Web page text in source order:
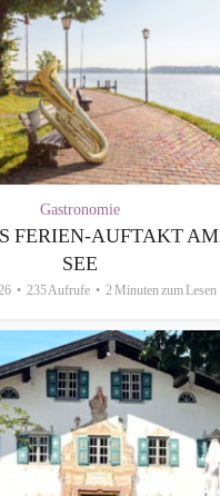
Gastronomie
FERIEN-AUFTAKT AM
SEE
235 Aufrufe 2 Minuten zum Lesen